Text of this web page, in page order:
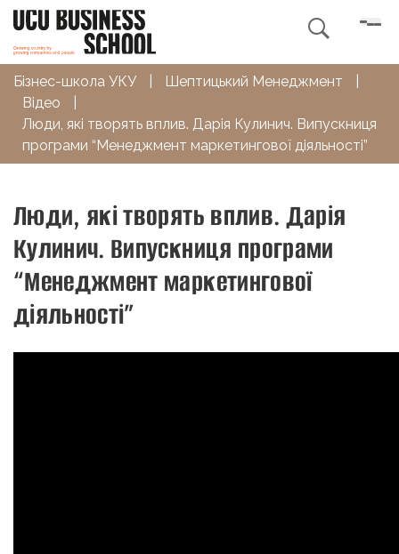

Бізнес-школа УКУ Шептицький Менеджмент
Відео
Люди, які творять вплив. Дарія Кулинич. Випускниця
програми “Менеджмент маркетингової діяльності”
Люди, які творять вплив. Дарія
Кулинич. Випускниця програми
“Менеджмент маркетингової
діяльності”